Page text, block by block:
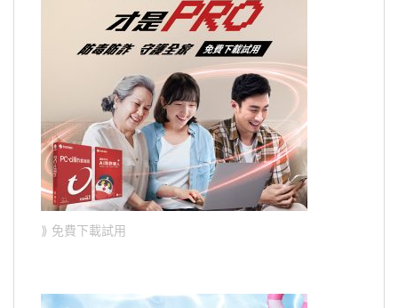
⟫ 免費下載試用